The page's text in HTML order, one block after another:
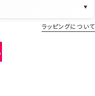
▼
ラッピングについて